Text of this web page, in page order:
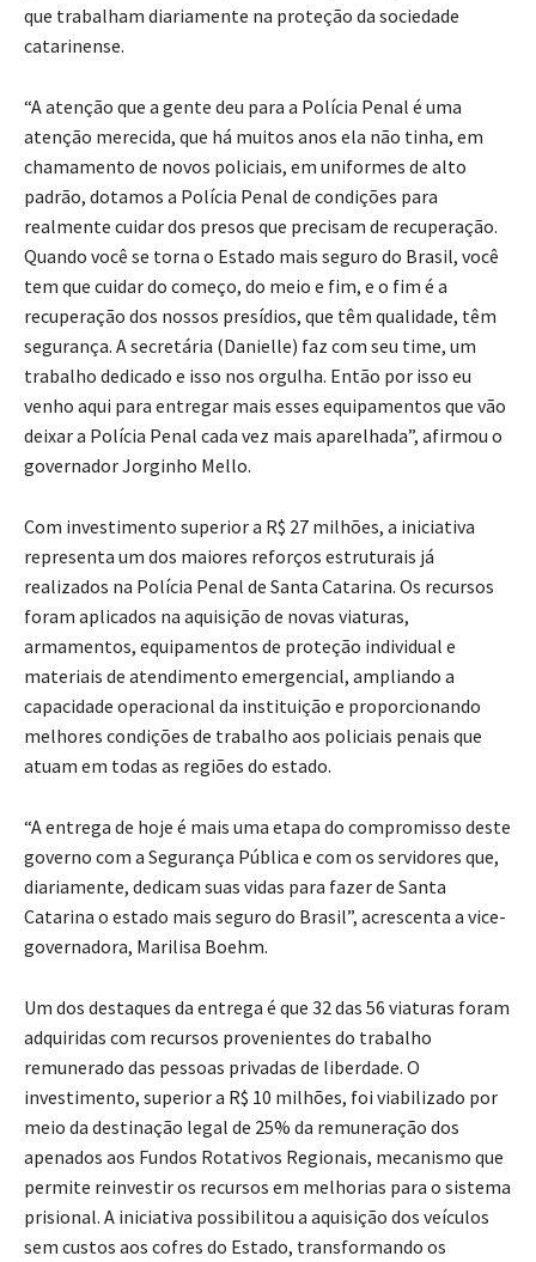
que trabalham diariamente na proteção da sociedade
catarinense.
“A atenção que a gente deu para a Polícia Penal é uma
atenção merecida, que há muitos anos ela não tinha, em
chamamento de novos policiais, em uniformes de alto
padrão, dotamos a Polícia Penal de condições para
realmente cuidar dos presos que precisam de recuperação.
Quando você se torna o Estado mais seguro do Brasil, você
tem que cuidar do começo, do meio e fim, e o fim é a
recuperação dos nossos presídios, que têm qualidade, têm
segurança. A secretária (Danielle) faz com seu time, um
trabalho dedicado e isso nos orgulha. Então por isso eu
venho aqui para entregar mais esses equipamentos que vão
deixar a Polícia Penal cada vez mais aparelhada”, afirmou o
governador Jorginho Mello.
Com investimento superior a R$ 27 milhões, a iniciativa
representa um dos maiores reforços estruturais já
realizados na Polícia Penal de Santa Catarina. Os recursos
foram aplicados na aquisição de novas viaturas,
armamentos, equipamentos de proteção individual e
materiais de atendimento emergencial, ampliando a
capacidade operacional da instituição e proporcionando
melhores condições de trabalho aos policiais penais que
atuam em todas as regiões do estado.
“A entrega de hoje é mais uma etapa do compromisso deste
governo com a Segurança Pública e com os servidores que,
diariamente, dedicam suas vidas para fazer de Santa
Catarina o estado mais seguro do Brasil”, acrescenta a vice-
governadora, Marilisa Boehm.
Um dos destaques da entrega é que 32 das 56 viaturas foram
adquiridas com recursos provenientes do trabalho
remunerado das pessoas privadas de liberdade. O
investimento, superior a R$ 10 milhões, foi viabilizado por
meio da destinação legal de 25% da remuneração dos
apenados aos Fundos Rotativos Regionais, mecanismo que
permite reinvestir os recursos em melhorias para o sistema
prisional. A iniciativa possibilitou a aquisição dos veículos
sem custos aos cofres do Estado, transformando os